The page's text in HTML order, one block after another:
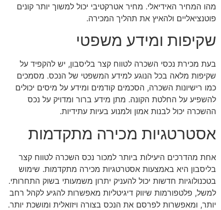
מהו המחיר האידיאלי. מחיר אטרקטיבי יכול למשוך יותר קונים
פוטנציאליים ולהאיץ את תהליך המכירה.
שקיפות ומידע משפטי
בעת מכירת נכסי השכרה לטווח קצר בליסבון, יש להקפיד על
שקיפות מלאה בכל הנוגע למידע המשפטי של הנכס. מסמכים
כמו רישיונות השכרה, הסכמים קודמים ומידע על מיסים יכולים
להשפיע על החלטת הקונה. מתן מידע ברור ומדויק על נכס
ההשכרה יכול לבנות אמון ולמנוע בעיות עתידיות.
אסטרטגיות מכירה מתקדמות
אחת מהדרכים היעילות ביותר למכור נכס השכרה לטווח קצר
בליסבון היא באמצעות אסטרטגיות מכירה מתקדמות. שימוש
בטכנולוגיות חדשות יכול להעניק יתרון משמעותי בשוק התחרותי.
למשל, פלטפורמות שיווק דיגיטליות מאפשרות להגיע לקהל רחב
יותר, ומאפשרות לפרסם את הנכס בצורה ויזואלית ומושכת יותר.